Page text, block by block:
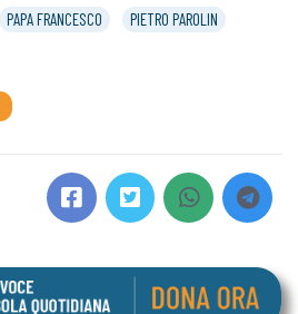
PAPA FRANCESCO
PIETRO PAROLIN